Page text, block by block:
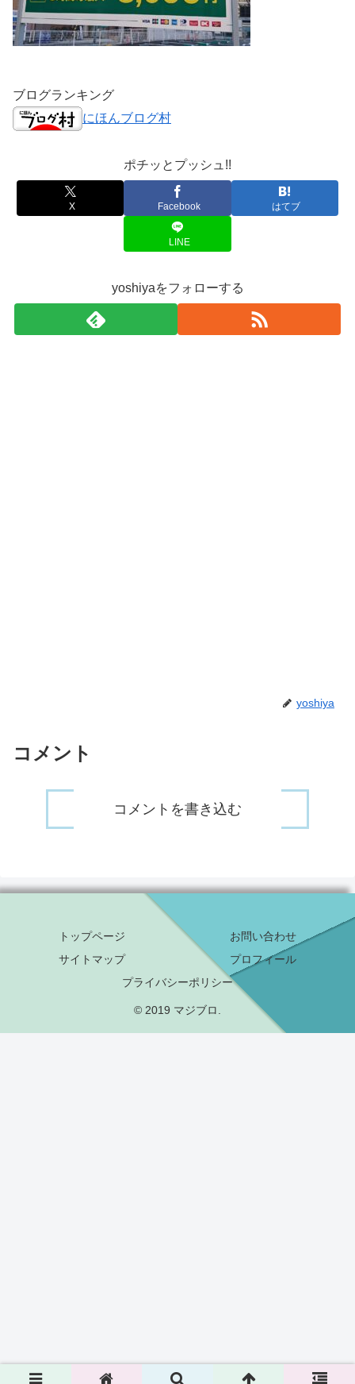
ブログランキング
にほんブログ村
ポチッとプッシュ!!
X Facebook はてブ
LINE
yoshiyaをフォローする
yoshiya
コメント
コメントを書き込む
トップページ
お問い合わせ
サイトマップ
プロフィール
プライバシーポリシー
© 2019 マジブロ.